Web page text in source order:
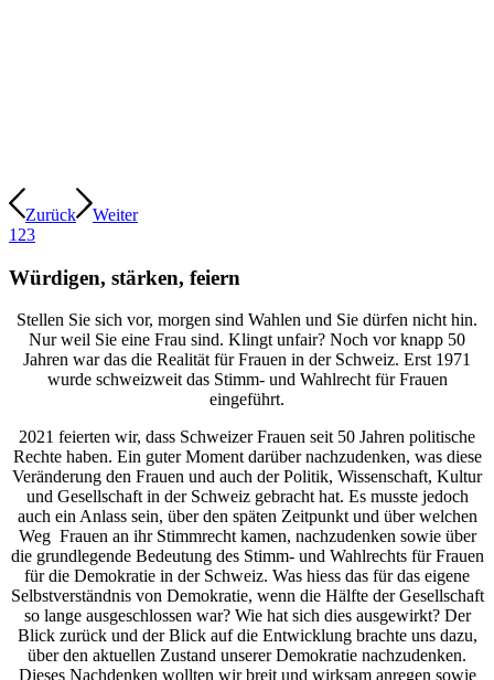
Zurück
Weiter
1 23
Würdigen, stärken, feiern
Stellen Sie sich vor, morgen sind Wahlen und Sie dürfen nicht hin.
Nur weil Sie eine Frau sind. Klingt unfair? Noch vor knapp 50
Jahren war das die Realität für Frauen in der Schweiz. Erst 1971
wurde schweizweit das Stimm- und Wahlrecht für Frauen
eingeführt.
2021 feierten wir, dass Schweizer Frauen seit 50 Jahren politische
Rechte haben. Ein guter Moment darüber nachzudenken, was diese
Veränderung den Frauen und auch der Politik, Wissenschaft, Kultur
und Gesellschaft in der Schweiz gebracht hat. Es musste jedoch
auch ein Anlass sein, über den späten Zeitpunkt und über welchen
Weg Frauen an ihr Stimmrecht kamen, nachzudenken sowie über
die grundlegende Bedeutung des Stimm- und Wahlrechts für Frauen
für die Demokratie in der Schweiz. Was hiess das für das eigene
Selbstverständnis von Demokratie, wenn die Hälfte der Gesellschaft
so lange ausgeschlossen war? Wie hat sich dies ausgewirkt? Der
Blick zurück und der Blick auf die Entwicklung brachte uns dazu,
über den aktuellen Zustand unserer Demokratie nachzudenken.
Dieses Nachdenken wollten wir breit und wirksam anregen sowie